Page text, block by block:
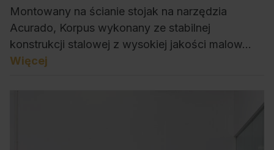
Montowany na ścianie stojak na narzędzia
Acurado, Korpus wykonany ze stabilnej
konstrukcji stalowej z wysokiej jakości malow…
Więcej